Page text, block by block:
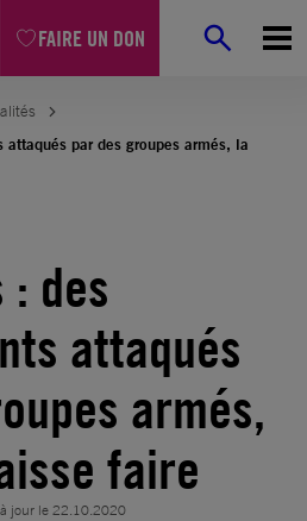
FAIRE UN DON
par des groupes armés, la
: des
attaqués
armés,
faire
jour le22.10.2020